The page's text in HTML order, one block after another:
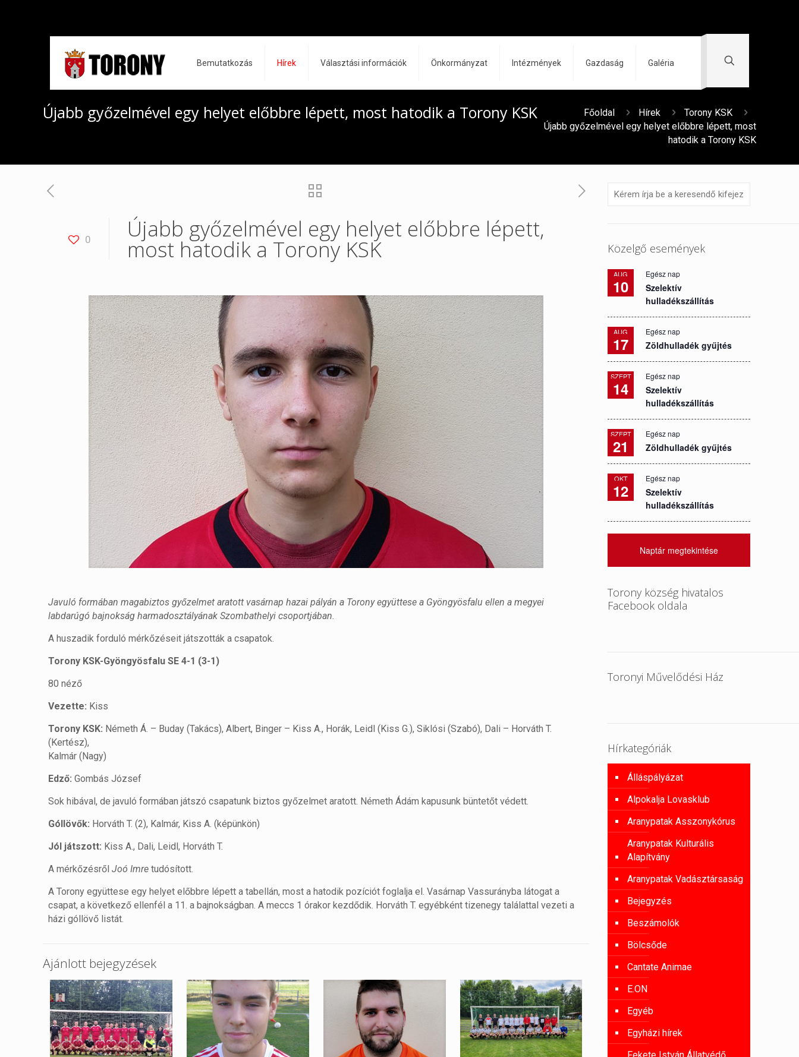
Bemutatkozás Hírek Választási információk Önkormányzat Intézmények Gazdaság Galéria
Újabb győzelmével egy helyet előbbre lépett, most hatodik a Torony KSK Főoldal Hírek
Torony KSK
Újabb győzelmével egy helyet előbbre lépett, most
hatodik a Torony KSK
0 Újabb győzelmével egy helyet előbbre lépett,
most hatodik a Torony KSK
Javuló formában magabiztos győzelmet aratott vasárnap hazai pályán a Torony együttese a Gyöngyösfalu ellen a megyei
labdarúgó bajnokság harmadosztályának Szombathelyi csoportjában.
A huszadik forduló mérkőzéseit játszották a csapatok.
Torony KSK-Gyöngyösfalu SE 4-1 (3-1)
80 néző
Vezette: Kiss
Torony KSK: Németh Á. – Buday (Takács), Albert, Binger – Kiss A., Horák, Leidl (Kiss G.), Siklósi (Szabó), Dali – Horváth T.
(Kertész),
Kalmár (Nagy)
Edző: Gombás József
Sok hibával, de javuló formában játszó csapatunk biztos győzelmet aratott. Németh Ádám kapusunk büntetőt védett.
Góllövők: Horváth T. (2), Kalmár, Kiss A. (képünkön)
Jól játszott: Kiss A., Dali, Leidl, Horváth T.
A mérkőzésrőlJoó Imre tudósított.
A Torony együttese egy helyet előbbre lépett a tabellán, most a hatodik pozíciót foglalja el. Vasárnap Vassurányba látogat a
csapat, a következő ellenfél a 11. a bajnokságban. A meccs 1 órakor kezdődik. Horváth T. egyébként tizenegy találattal vezeti a
házi góllövő listát.
Ajánlott bejegyzések
Közelgő események
AUG
10
Egész nap
Szelektív
hulladékszállítás
AUG
17
Egész nap
Zöldhulladék gyűjtés
SZEPT
14
Egész nap
Szelektív
hulladékszállítás
SZEPT
21
Egész nap
Zöldhulladék gyűjtés
OKT
12
Egész nap
Szelektív
hulladékszállítás
Naptár megtekintése
Torony község hivatalos
Facebook oldala
Toronyi Művelődési Ház
Hírkategóriák
Álláspályázat
Alpokalja Lovasklub
Aranypatak Asszonykórus
Aranypatak Kulturális
Alapítvány
Aranypatak Vadásztársaság
Bejegyzés
Beszámolók
Bölcsőde
Cantate Animae
E.ON
Egyéb
Egyházi hírek